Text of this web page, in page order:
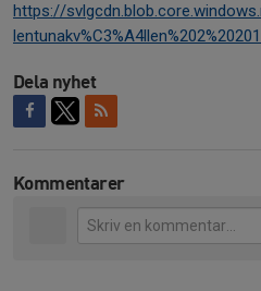
https://
Dela nyhet
Kommentarer